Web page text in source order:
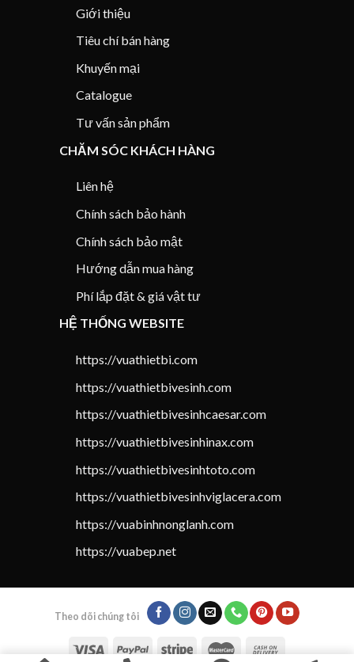
Giới thiệu
Tiêu chí bán hàng
Khuyến mại
Catalogue
Tư vấn sản phẩm
CHĂM SÓC KHÁCH HÀNG
Liên hệ
Chính sách bảo hành
Chính sách bảo mật
Hướng dẫn mua hàng
Phí lắp đặt & giá vật tư
HỆ THỐNG WEBSITE
https://vuathietbi.com
https://vuathietbivesinh.com
https://vuathietbivesinhcaesar.com
https://vuathietbivesinhinax.com
https://vuathietbivesinhtoto.com
https://vuathietbivesinhviglacera.com
https://vuabinhnonglanh.com
https://vuabep.net
Theo dõi chúng tôi